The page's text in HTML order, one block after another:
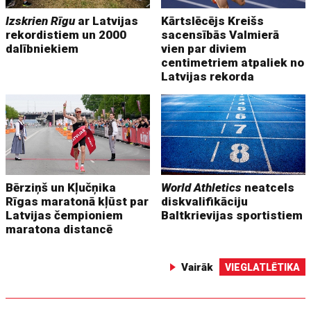
Izskrien Rīguar Latvijas
rekordistiem un 2000
dalībniekiem
Kārtslēcējs Kreišs
sacensībās Valmierā
vien par diviem
centimetriem atpaliek no
Latvijas rekorda
Bērziņš un Kļučņika
Rīgas maratonā kļūst par
Latvijas čempioniem
maratona distancē
World Athletics neatcels
diskvalifikāciju
Baltkrievijas sportistiem
Vairāk VIEGLATLĒTIKA